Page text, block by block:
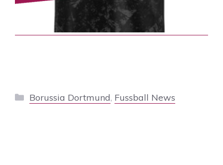
Kategorien
Borussia Dortmund, Fussball News